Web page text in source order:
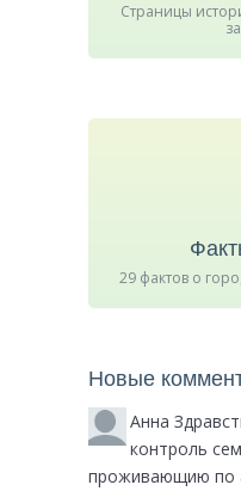
Страницы
29 фактов о
Новые
Анна
контроль
проживающию по